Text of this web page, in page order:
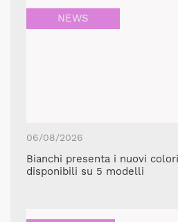
NEWS
06/08/2026
Bianchi presenta i nuovi
disponibili su 5 modelli